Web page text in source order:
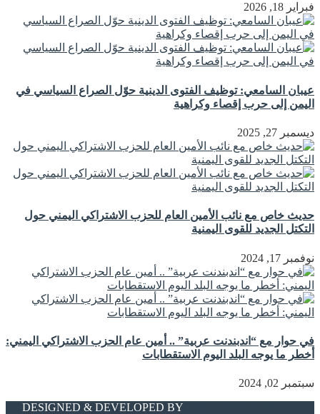
فبراير 18, 2026
عيبان السامعي: توظيف الفتوى الدينية حوّل الصراع السياسي في
اليمن إلى حرب إقصاء وكراهية
ديسمبر 27, 2025
حديث خاص مع نائب الأمين العام للحزب الاشتراكي اليمني حول
التكتل الجديد للقوى اليمنية
نوفمبر 17, 2024
في حوار مع “اندبندنت عربية” .. أمين عام الحزب الاشتراكي اليمني:
أخطر ما يوجه البلد اليوم الاستقطابات
سبتمبر 02, 2024
DESIGNED & DEVELOPED BY